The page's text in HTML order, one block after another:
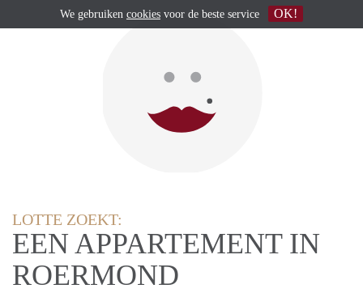
LOTTE ZOEKT:
EEN APPARTEMENT IN
ROERMOND
We gebruiken cookies voor de beste service OK!